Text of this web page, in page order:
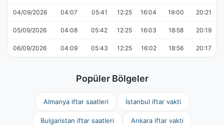
04/09/2026 04:07 05:41 12:25 16:04 19:00 20:21
05/09/2026 04:08 05:42 12:25 16:03 18:58 20:19
06/09/2026 04:09 05:43 12:25 16:02 18:56 20:17
Popüler Bölgeler
Almanya iftar saatleri İstanbul iftar vakti
Bulgaristan iftar saatleri Ankara iftar vakti